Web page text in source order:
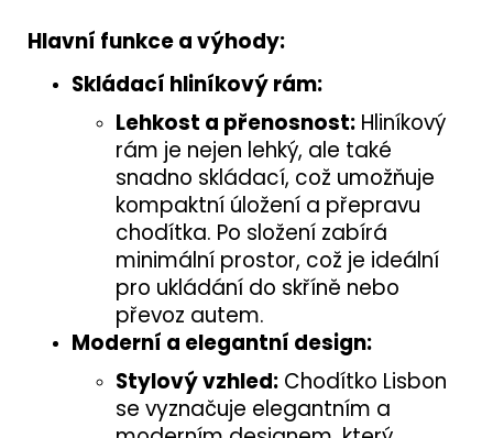
Hlavní funkce a výhody:
Skládací hliníkový rám:
Lehkost a přenosnost: Hliníkový
rám je nejen lehký, ale také
snadno skládací, což umožňuje
kompaktní úložení a přepravu
chodítka. Po složení zabírá
minimální prostor, což je ideální
pro ukládání do skříně nebo
převoz autem.
Moderní a elegantní design:
Stylový vzhled: Chodítko Lisbon
se vyznačuje elegantním a